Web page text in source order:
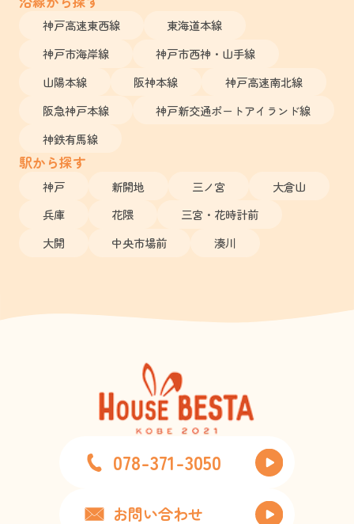
神戸高速東西線
東海道本線
神戸市海岸線
神戸市西神・山手線
山陽本線
阪神本線
神戸高速南北線
阪急神戸本線
神戸新交通ポートアイランド線
神鉄有馬線
駅から探す
神戸 新開地 三ノ宮
大倉山
兵庫
花隈
三宮・花時計前
大開
中央市場前 湊川
078-371-3050
お問い合わせ